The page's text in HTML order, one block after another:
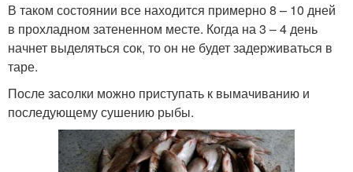
В таком состоянии все находится примерно 8 – 10 дней
в прохладном затененном месте. Когда на 3 – 4 день
начнет выделяться сок, то он не будет задерживаться в
таре.
После засолки можно приступать к вымачиванию и
последующему сушению рыбы.